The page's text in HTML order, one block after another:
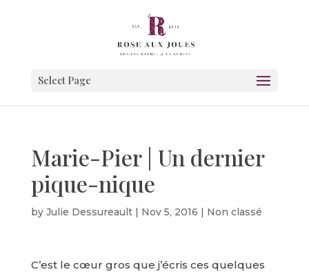
Select Page
Marie-Pier | Un dernier
pique-nique
by Julie Dessureault| Nov 5, 2016 | Non classé
C’est le cœur gros que j’écris ces quelques